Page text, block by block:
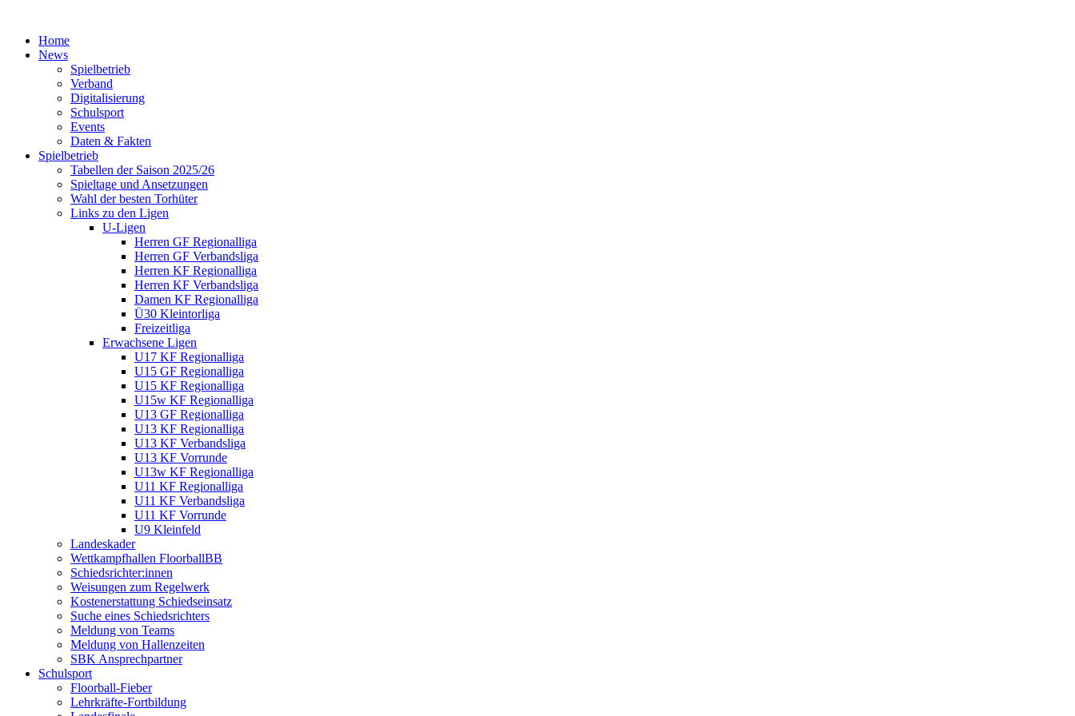
Home
News
Spielbetrieb
Verband
Digitalisierung
Schulsport
Events
Daten & Fakten
Spielbetrieb
Tabellen der Saison 2025/26
Spieltage und Ansetzungen
Wahl der besten Torhüter
Links zu den Ligen
U-Ligen
Herren GF Regionalliga
Herren GF Verbandsliga
Herren KF Regionalliga
Herren KF Verbandsliga
Damen KF Regionalliga
Ü30 Kleintorliga
Freizeitliga
Erwachsene Ligen
U17 KF Regionalliga
U15 GF Regionalliga
U15 KF Regionalliga
U15w KF Regionalliga
U13 GF Regionalliga
U13 KF Regionalliga
U13 KF Verbandsliga
U13 KF Vorrunde
U13w KF Regionalliga
U11 KF Regionalliga
U11 KF Verbandsliga
U11 KF Vorrunde
U9 Kleinfeld
Landeskader
Wettkampfhallen FloorballBB
Schiedsrichter:innen
Weisungen zum Regelwerk
Kostenerstattung Schiedseinsatz
Suche eines Schiedsrichters
Meldung von Teams
Meldung von Hallenzeiten
SBK Ansprechpartner
Schulsport
Floorball-Fieber
Lehrkräfte-Fortbildung